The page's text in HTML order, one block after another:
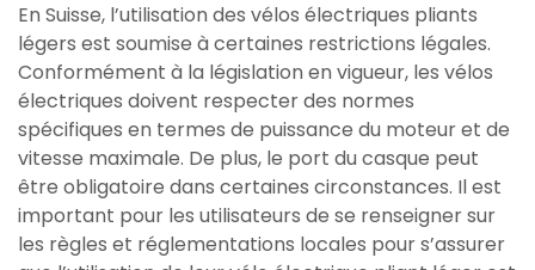
En Suisse, l’utilisation des vélos électriques pliants
légers est soumise à certaines restrictions légales.
Conformément à la législation en vigueur, les vélos
électriques doivent respecter des normes
spécifiques en termes de puissance du moteur et de
vitesse maximale. De plus, le port du casque peut
être obligatoire dans certaines circonstances. Il est
important pour les utilisateurs de se renseigner sur
les règles et réglementations locales pour s’assurer